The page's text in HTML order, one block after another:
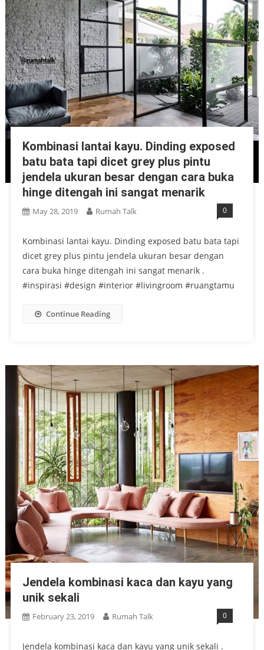
Kombinasi lantai kayu. Dinding exposed
batu bata tapi dicet grey plus pintu
jendela ukuran besar dengan cara buka
hinge ditengah ini sangat menarik
May 28, 2019 Rumah Talk 0
Kombinasi lantai kayu. Dinding exposed batu bata tapi
dicet grey plus pintu jendela ukuran besar dengan
cara buka hinge ditengah ini sangat menarik .
#inspirasi #design #interior #livingroom #ruangtamu
Continue Reading
Jendela kombinasi kaca dan kayu yang
unik sekali
February 23, 2019 Rumah Talk 0
Jendela kombinasi kaca dan kayu yang unik sekali .